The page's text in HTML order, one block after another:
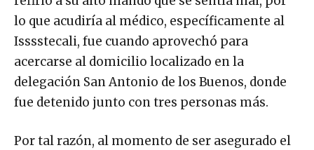
lo que acudiría al médico, específicamente al
Isssstecali, fue cuando aprovechó para
acercarse al domicilio localizado en la
delegación San Antonio de los Buenos, donde
fue detenido junto con tres personas más.
Por tal razón, al momento de ser asegurado el